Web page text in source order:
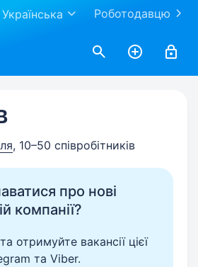
Роботодавцю
Українська
, 10–50 співробітників
про нові
компанії?
отримуйте вакансії цієї
та Viber.